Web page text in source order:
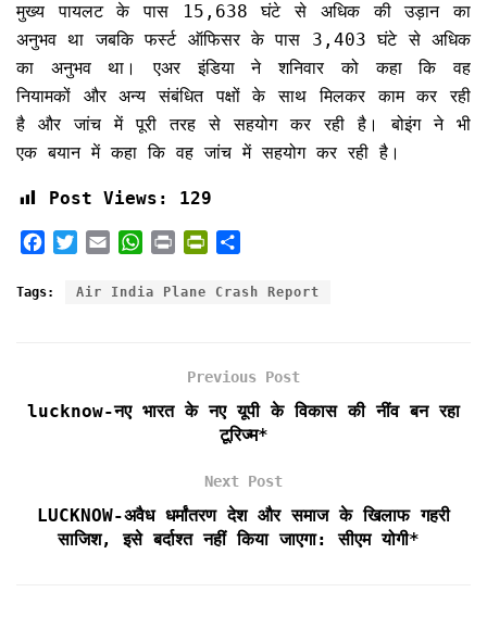
मुख्य पायलट के पास 15,638 घंटे से अधिक की उड़ान का
अनुभव था जबकि फर्स्ट ऑफिसर के पास 3,403 घंटे से अधिक
का अनुभव था। एअर इंडिया ने शनिवार को कहा कि वह
नियामकों और अन्य संबंधित पक्षों के साथ मिलकर काम कर रही
है और जांच में पूरी तरह से सहयोग कर रही है। बोइंग ने भी
एक बयान में कहा कि वह जांच में सहयोग कर रही है।
Post Views: 129
c
k
i
a
a
p
i
i
r
i
d
l
y
a
Tags: Air India Plane Crash Report
Previous Post
lucknow-नए भारत के नए यूपी के विकास की नींव बन रहा
टूरिज्म*
Next Post
LUCKNOW-अवैध धर्मांतरण देश और समाज के खिलाफ गहरी
साजिश, इसे बर्दाश्त नहीं किया जाएगा: सीएम योगी*